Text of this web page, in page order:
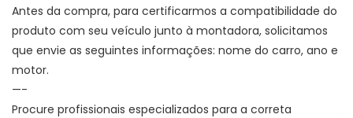
Antes da compra, para certificarmos a compatibilidade do
produto com seu veículo junto à montadora, solicitamos
que envie as seguintes informações: nome do carro, ano e
motor.
—-
Procure profissionais especializados para a correta